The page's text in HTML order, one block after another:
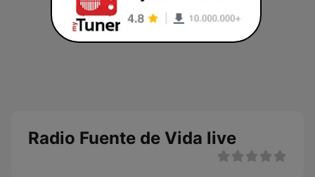
Radio Fuente de Vida live